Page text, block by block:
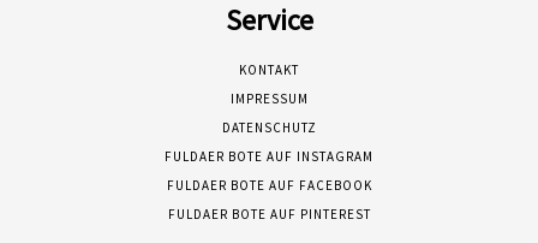
Service
KONTAKT
IMPRESSUM
DATENSCHUTZ
FULDAER BOTE AUF INSTAGRAM
FULDAER BOTE AUF FACEBOOK
FULDAER BOTE AUF PINTEREST